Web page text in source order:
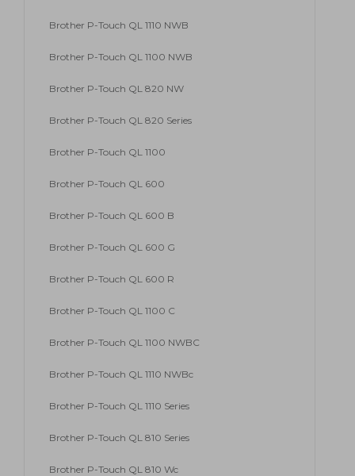
Brother P-Touch QL 1110 NWB
Brother P-Touch QL 1100 NWB
Brother P-Touch QL 820 NW
Brother P-Touch QL 820 Series
Brother P-Touch QL 1100
Brother P-Touch QL 600
Brother P-Touch QL 600 B
Brother P-Touch QL 600 G
Brother P-Touch QL 600 R
Brother P-Touch QL 1100 C
Brother P-Touch QL 1100 NWBC
Brother P-Touch QL 1110 NWBc
Brother P-Touch QL 1110 Series
Brother P-Touch QL 810 Series
Brother P-Touch QL 810 Wc